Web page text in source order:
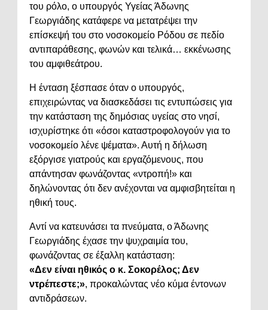
του ρόλο, ο υπουργός Υγείας Άδωνης
Γεωργιάδης κατάφερε να μετατρέψει την
επίσκεψή του στο νοσοκομείο Ρόδου σε πεδίο
αντιπαράθεσης, φωνών και τελικά… εκκένωσης
του αμφιθεάτρου.
Η ένταση ξέσπασε όταν ο υπουργός,
επιχειρώντας να διασκεδάσει τις εντυπώσεις για
την κατάσταση της δημόσιας υγείας στο νησί,
ισχυρίστηκε ότι «όσοι καταστροφολογούν για το
νοσοκομείο λένε ψέματα». Αυτή η δήλωση
εξόργισε γιατρούς και εργαζόμενους, που
απάντησαν φωνάζοντας «ντροπή!» και
δηλώνοντας ότι δεν ανέχονται να αμφισβητείται η
ηθική τους.
Αντί να κατευνάσει τα πνεύματα, ο Άδωνης
Γεωργιάδης έχασε την ψυχραιμία του,
φωνάζοντας σε έξαλλη κατάσταση:
«Δεν είναι ηθικός ο κ. Σοκορέλος; Δεν
ντρέπεστε;», προκαλώντας νέο κύμα έντονων
αντιδράσεων.